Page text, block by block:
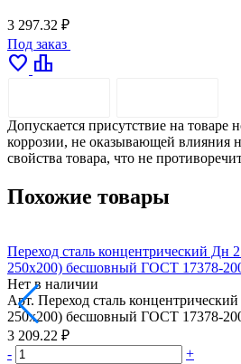
3 297.32 ₽
Под заказ
favorite leaderboard
Допускается присутствие на товаре
коррозии, не оказывающей влияния
свойства товара, что не
Похожие товары
Переход сталь концентрический Дн
250х200) бесшовный ГОСТ 17378-
Нет в наличии
Арт. Переход сталь
250х200) бесшовный ГОСТ 17378-
3 209.22 ₽
-
+